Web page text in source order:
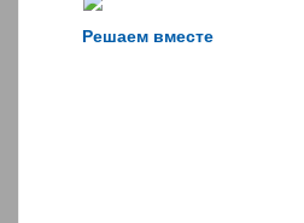
Решаем вместе